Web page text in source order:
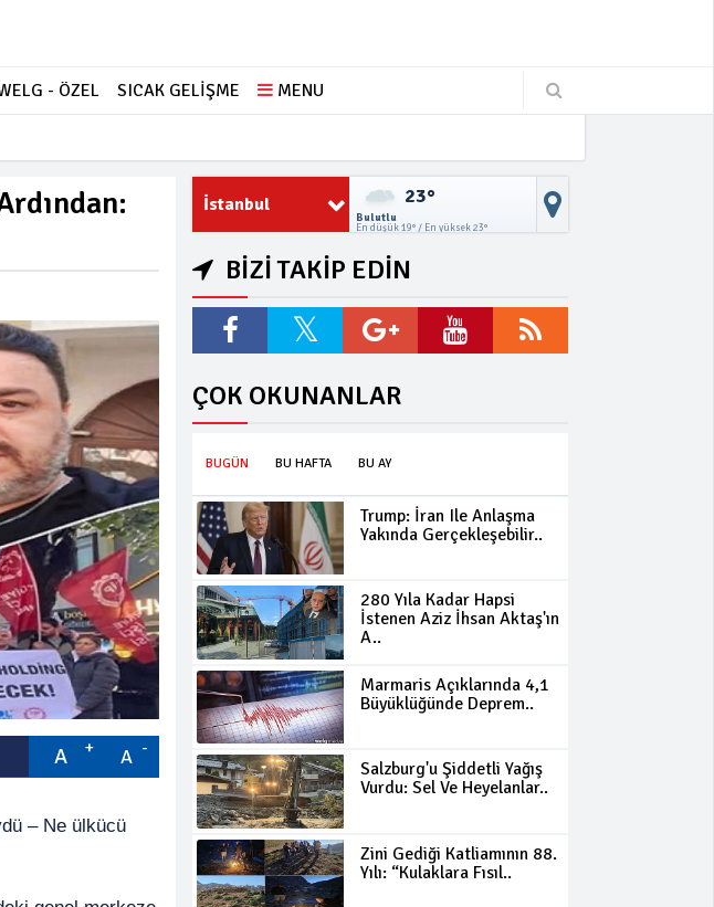
- ÖZEL SICAK GELİŞME MENU
A A
– Ne ülkücü
İstanbul 23°
Bulutlu
En düşük 19° / En yüksek 23°
BİZİ TAKİP EDİN
ÇOK OKUNANLAR
BUGÜN BU HAFTA BU AY
Trump: İran Ile Anlaşma
Yakında Gerçekleşebilir..
280 Yıla Kadar Hapsi
İstenen Aziz İhsan Aktaş'ın
A..
Marmaris Açıklarında 4,1
Büyüklüğünde Deprem..
Salzburg'u Şiddetli Yağış
Vurdu: Sel Ve Heyelanlar..
Zini Gediği Katliamının 88.
Yılı: “Kulaklara Fısıl..